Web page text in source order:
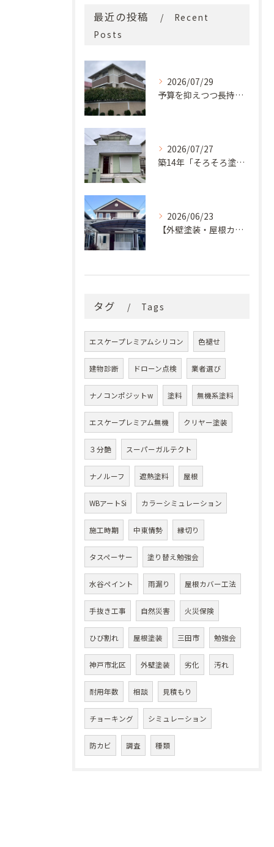
最近の投稿
Recent
Posts
2026/07/29
予算を抑えつつ長持ち！築33年モルタル外壁と屋根の塗り替え
2026/07/27
築14年「そろそろ塗り替え時？」コケ・汚れが気になっていた神戸市北区M様邸が新築同様の美しい外観に蘇るまで
2026/06/23
【外壁塗装・屋根カバー工法】築29年の剥がれや汚れのお悩みを「ナノコンポジットW」と屋根カバー工法で解決
タグ Tags
エスケープレミアムシリコン 色褪せ
建物診断 ドローン点検 業者選び
ナノコンポジットw 塗料 無機系塗料
エスケープレミアム無機 クリヤー塗装
３分艶 スーパーガルテクト
ナノルーフ 遮熱塗料 屋根
WBアートSi カラーシミュレーション
施工時期 中東情勢 縁切り
タスペーサー 塗り替え勉強会
水谷ペイント 雨漏り 屋根カバー工法
手抜き工事 自然災害 火災保険
ひび割れ 屋根塗装 三田市 勉強会
神戸市北区 外壁塗装 劣化 汚れ
耐用年数 相談 見積もり
チョーキング シミュレーション
防カビ 調査 種類